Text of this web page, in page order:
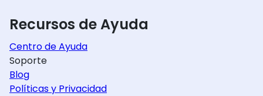
Recursos de Ayuda
Centro de Ayuda
Soporte
Blog
Políticas y Privacidad